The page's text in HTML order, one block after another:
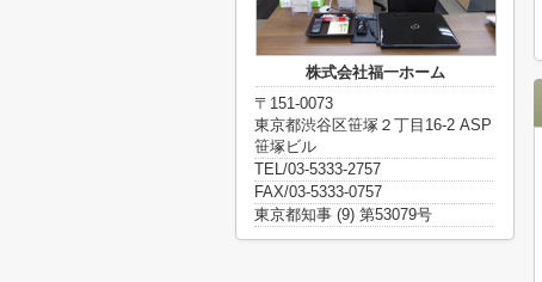
株式会社福一ホーム
〒151-0073
東京都渋谷区笹塚２丁目16-2 ASP
笹塚ビル
TEL/03-5333-2757
FAX/03-5333-0757
東京都知事 (9) 第53079号